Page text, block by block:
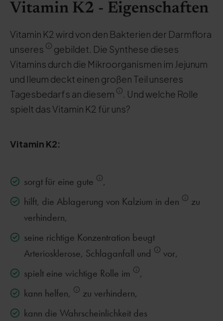
Vitamin K2 - Eigenschaften
Vitamin K2 wird von den Bakterien der Darmflora
unseres
gebildet. Die Synthese dieses
Vitamins durch die Mikroorganismen im Jejunum
und Ileum deckt einen großen Teil unseres
Tagesbedarfs an diesem
. Und welche Rolle
spielt das Vitamin K2 für uns?
Vitamin K2:
sorgt für eine gute
,
hilft, die Ablagerung von Kalzium in den
zu
verhindern,
seine richtige Konzentration beugt
Arteriosklerose, Schlaganfall und
vor,
spielt eine wichtige Rolle im
,
kann helfen,
zu verhindern,
kann die Wahrscheinlichkeit des